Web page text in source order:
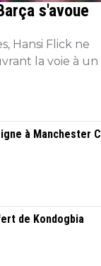
s'avoue
Hansi Flick ne
la voie à un
à Manchester
de Kondogbia